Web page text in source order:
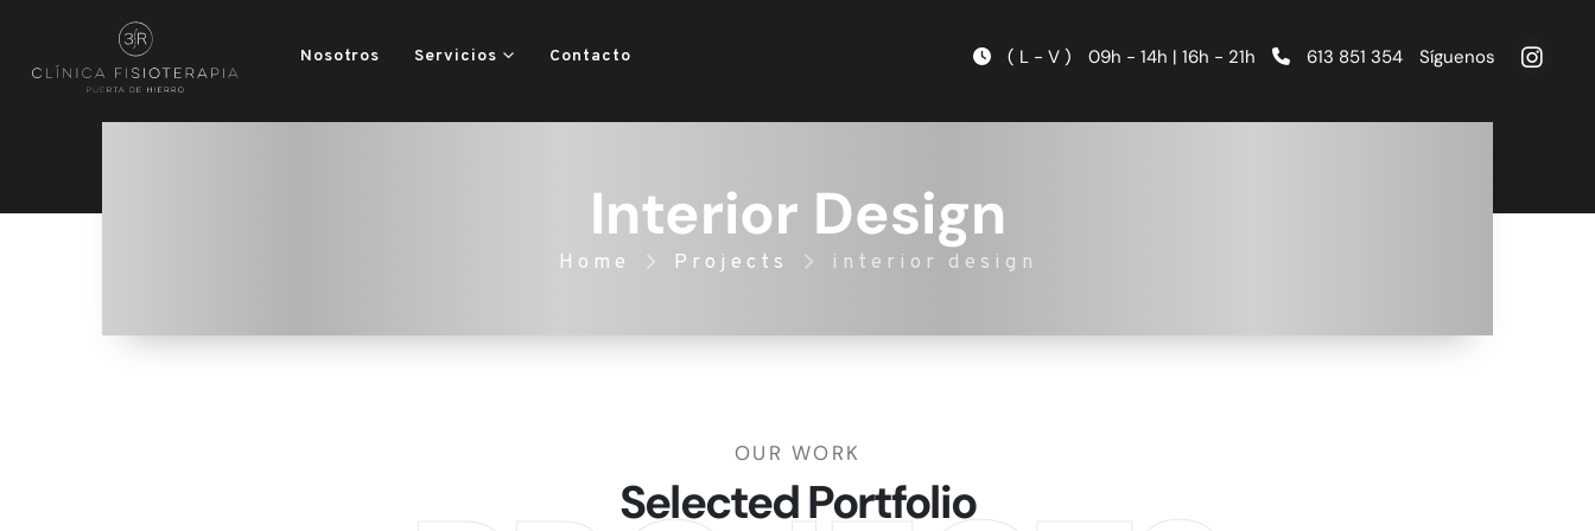
Nosotros Servicios Contacto ( L - V ) 09h - 14h | 16h - 21h 613 851 354 Síguenos
Interior Design
Home Projects interior design
OUR WORK
Selected Portfolio